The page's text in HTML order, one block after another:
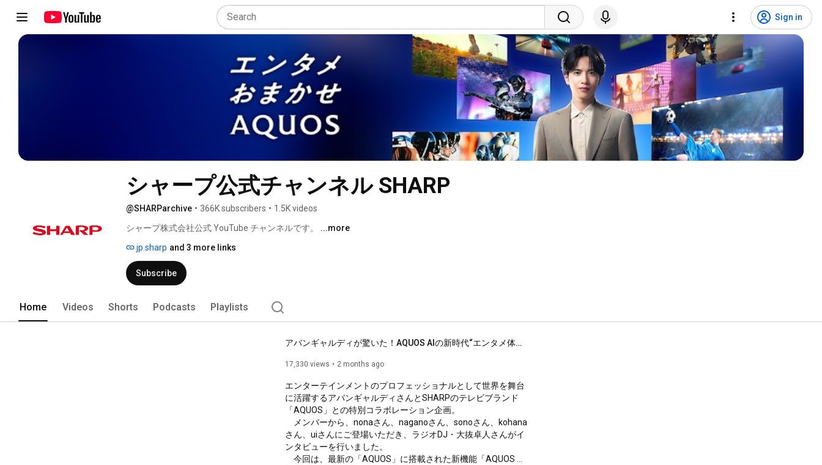
Sign in
シャープ公式チャンネル SHARP
@SHARParchive • 366K subscribers • 1.5K videos
シャープ株式会社公式 YouTube チャンネルです。 ...more
jp.sharp and 3 more links
Subscribe
Home Videos Shorts Podcasts Playlists
アバンギャルディが驚いた！AQUOS AIの新時代“エンタメ体験”とは？最新AQUOS「XLED／OLED」：シャープ
17,330 views 2 months ago
エンターテインメントのプロフェッショナルとして世界を舞台
に活躍するアバンギャルディさんとSHARPのテレビブランド
「AQUOS」との特別コラボレーション企画。
メンバーから、nonaさん、naganoさん、sonoさん、kohana
さん、uiさんにご登場いただき、ラジオDJ・大抜卓人さんがイ
ンタビューを行いました。
今回は、最新の「AQUOS」に搭載された新機能「AQUOS